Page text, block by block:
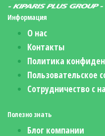
Информация
О нас
Контакты
Политика
Пользовательское
Сотрудничество с
Полезно знать
Блог компании